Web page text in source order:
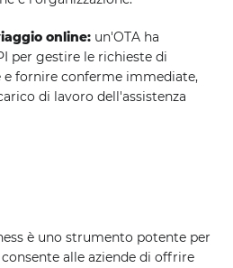
online: un'OTA ha
per gestire le richieste di
e fornire conferme immediate,
di lavoro dell'assistenza
è uno strumento potente per
alle aziende di offrire